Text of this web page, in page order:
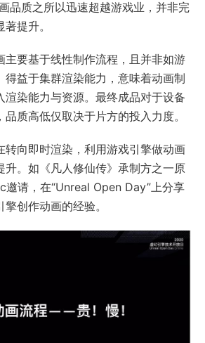
品质之所以迅速超越游戏业，并非完
提升。
主要基于线性制作流程，且并非如游
得益于集群渲染能力，意味着动画制
渲染能力与资源。最终成品对于设备
质高低仅取决于片方的投入力度。
转向即时渲染，利用游戏引擎做动画
升。如《凡人修仙传》承制方之一原
邀请，在“Unreal Open Day”上分享
创作动画的经验。